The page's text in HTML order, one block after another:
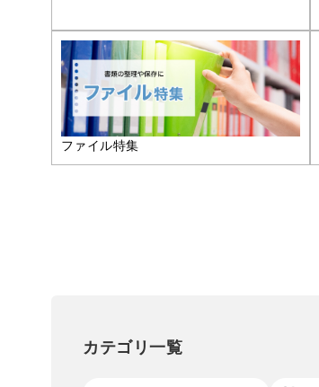
ファイル特集
カテゴリ一覧